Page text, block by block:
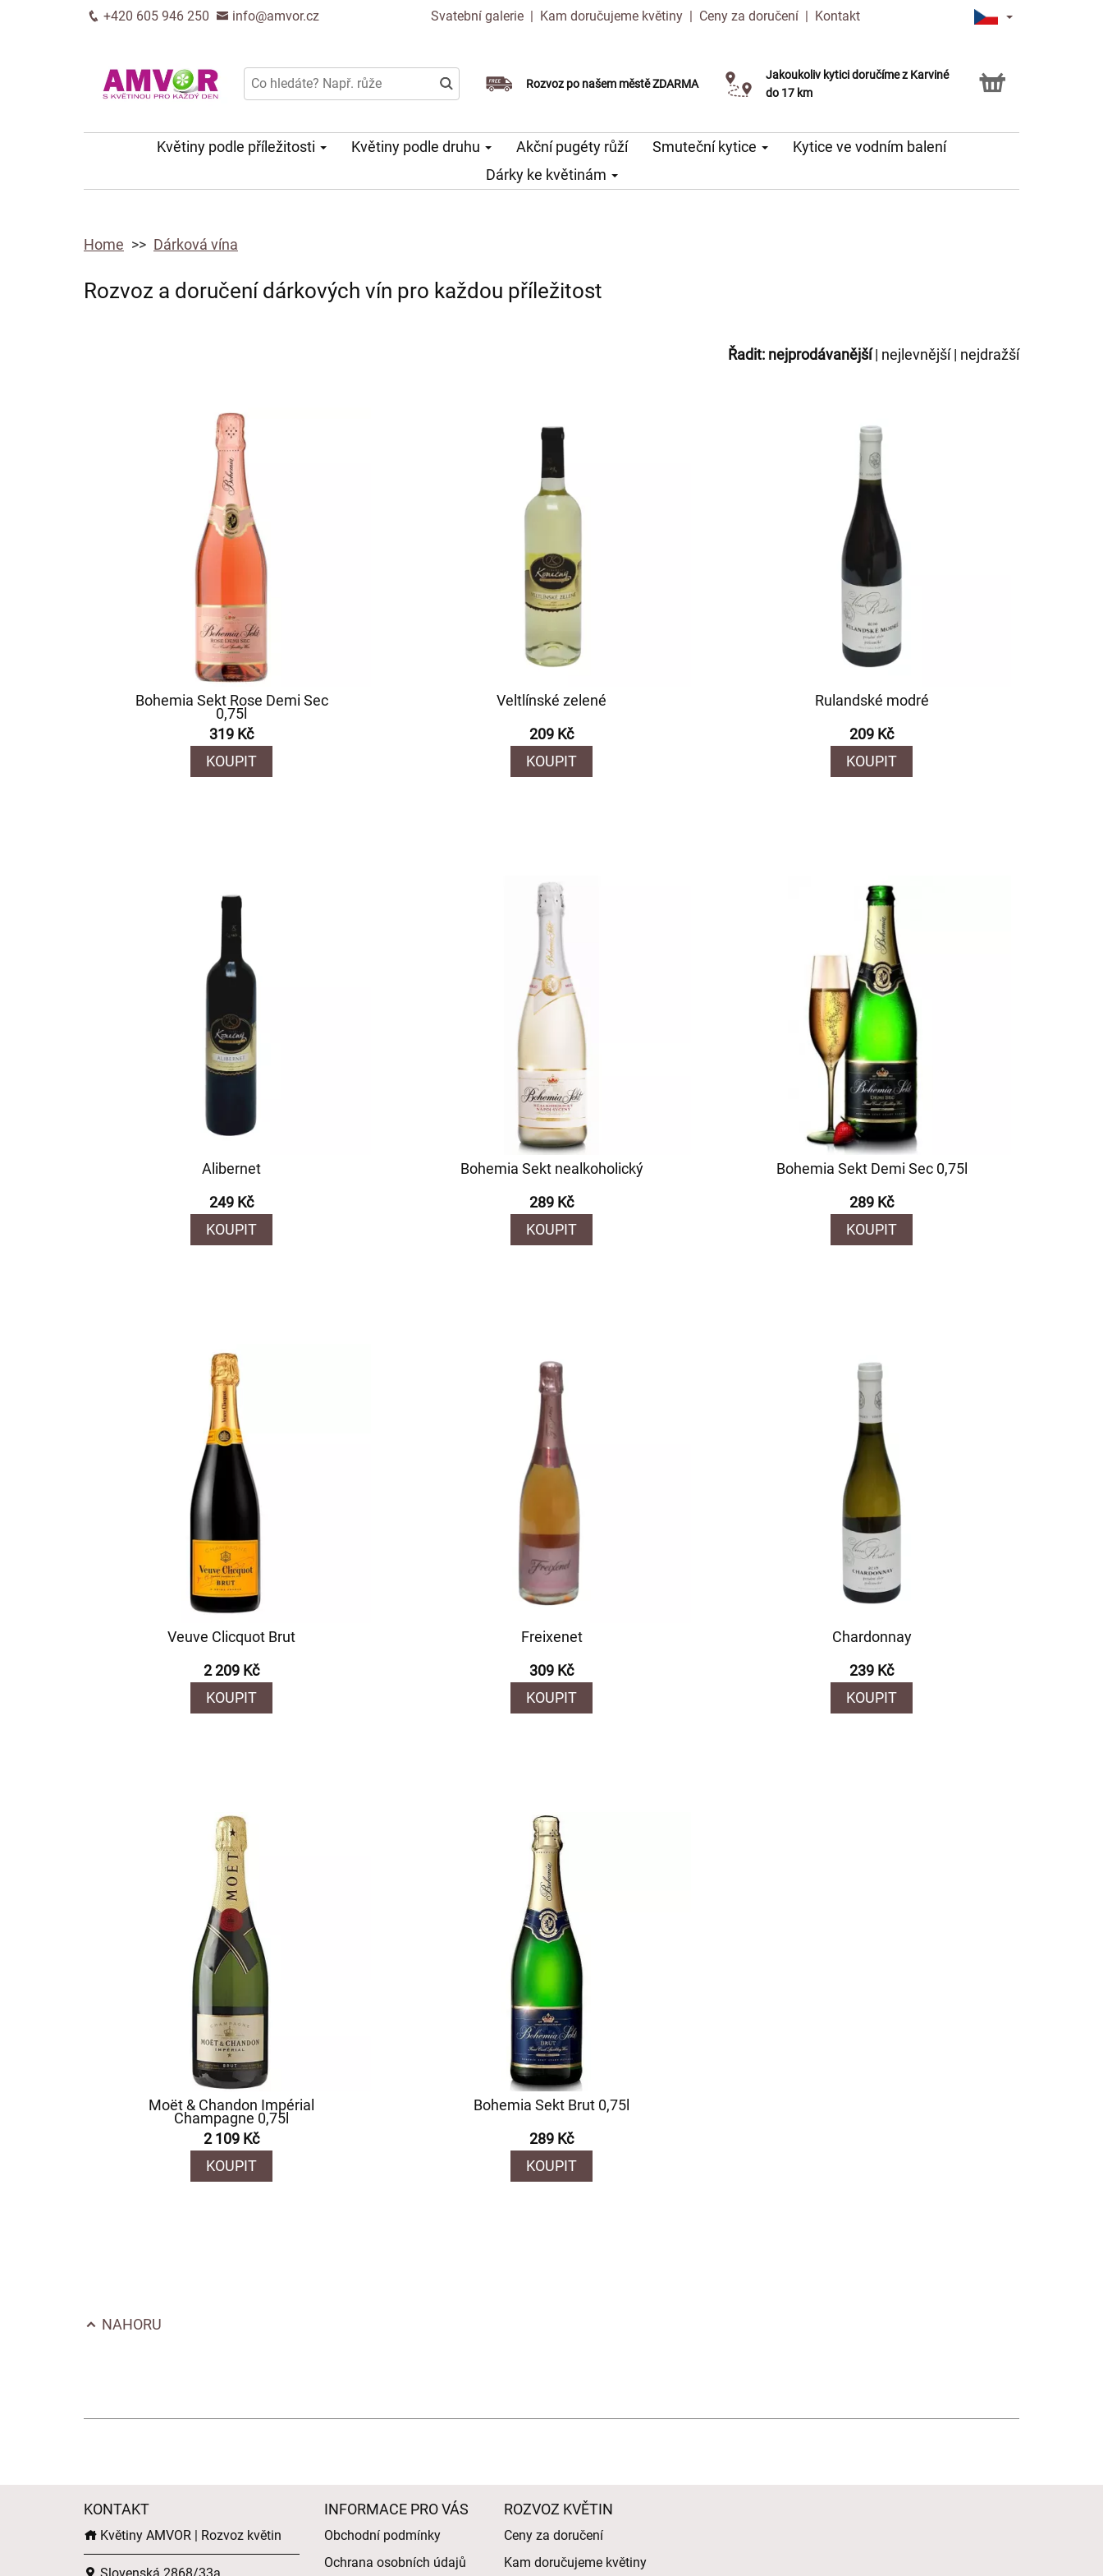
+420 605 946 250 info@amvor.cz Svatební galerie | Kam doručujeme květiny | Ceny za doručení | Kontakt
Rozvoz po našem městě ZDARMA
Doručujeme již v den objednávky
Možný výběr času a dne doručení
Jakoukoliv kytici doručíme z Karviné
do 17 km
Možnost vyzvednout v naší květince
Květiny podle příležitosti Květiny podle druhu Akční pugéty růží Smuteční kytice
Kytice ve vodním balení
Dárky ke květinám
Home Dárková vína
Rozvoz a doručení dárkových vín pro každou příležitost
Řadit: nejprodávanější| nejlevnější| nejdražší
Bohemia Sekt Rose Demi Sec
0,75l
319 Kč
KOUPIT
Veltlínské zelené
209 Kč
KOUPIT
Rulandské modré
209 Kč
KOUPIT
Alibernet
249 Kč
KOUPIT
Bohemia Sekt nealkoholický
289 Kč
KOUPIT
Bohemia Sekt Demi Sec 0,75l
289 Kč
KOUPIT
Veuve Clicquot Brut
2 209 Kč
KOUPIT
Freixenet
309 Kč
KOUPIT
Chardonnay
239 Kč
KOUPIT
Moët & Chandon Impérial
Champagne 0,75l
2 109 Kč
KOUPIT
Bohemia Sekt Brut 0,75l
289 Kč
KOUPIT
NAHORU
KONTAKT
Květiny AMVOR | Rozvoz květin
INFORMACE PRO VÁS
Obchodní podmínky
Ochrana osobních údajů
ROZVOZ KVĚTIN
Ceny za doručení
Kam doručujeme květiny